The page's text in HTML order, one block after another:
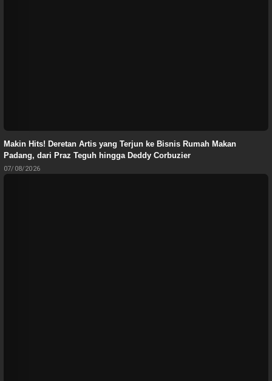
Makin Hits! Deretan Artis yang Terjun ke Bisnis Rumah Makan
Padang, dari Praz Teguh hingga Deddy Corbuzier
07/08/2026